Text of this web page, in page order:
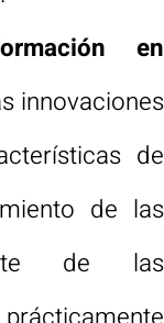
en
innovaciones
de
de las
de las